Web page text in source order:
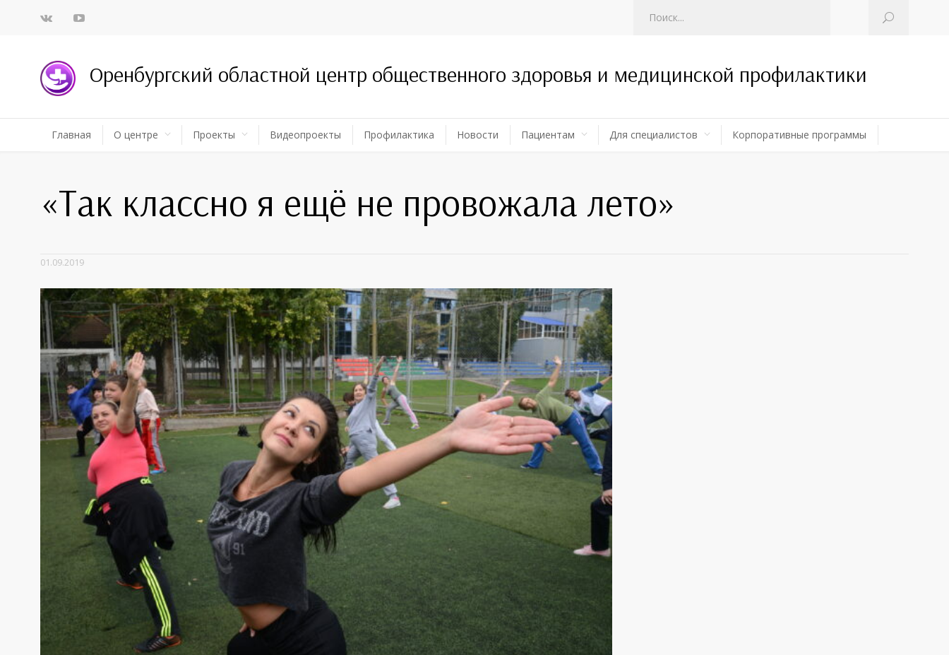
Оренбургский областной центр общественного здоровья и медицинской профилактики
Главная О центре Проекты Видеопроекты Профилактика Новости Пациентам Для специалистов Корпоративные программы
«Так классно я ещё не провожала лето»
01.09.2019